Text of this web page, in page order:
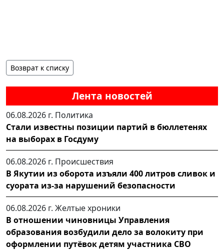
Лента новостей
06.08.2026 г. Политика
Стали известны позиции партий в бюллетенях
на выборах в Госдуму
06.08.2026 г. Происшествия
В Якутии из оборота изъяли 400 литров сливок и
суората из-за нарушений безопасности
06.08.2026 г. Желтые хроники
В отношении чиновницы Управления
образования возбудили дело за волокиту при
оформлении путёвок детям участника СВО
Возврат к списку